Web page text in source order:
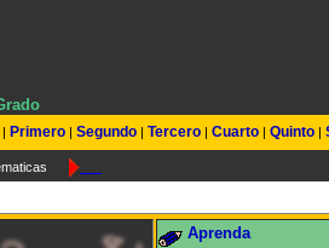
| Primero | Segundo | Tercero | Cuarto | Quinto |
Aprenda